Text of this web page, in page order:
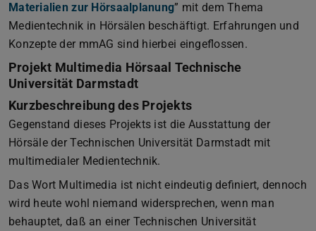
Materialien zur Hörsaalplanung(PDF file)
(opens in new tab)
” mit dem Thema
Medientechnik in Hörsälen beschäftigt. Erfahrungen und
Konzepte der mmAG sind hierbei eingeflossen.
Projekt Multimedia Hörsaal Technische
Universität Darmstadt
Kurzbeschreibung des Projekts
Gegenstand dieses Projekts ist die Ausstattung der
Hörsäle der Technischen Universität Darmstadt mit
multimedialer Medientechnik.
Das Wort Multimedia ist nicht eindeutig definiert, dennoch
wird heute wohl niemand widersprechen, wenn man
behauptet, daß an einer Technischen Universität